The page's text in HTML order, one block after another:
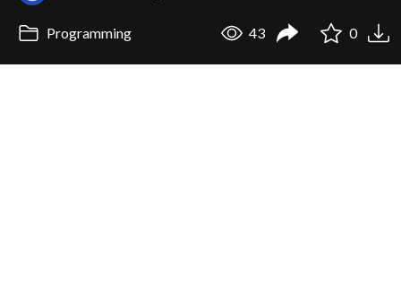
Programming 43 0